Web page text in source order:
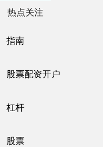
热点关注
指南
股票配资开户
杠杆
股票